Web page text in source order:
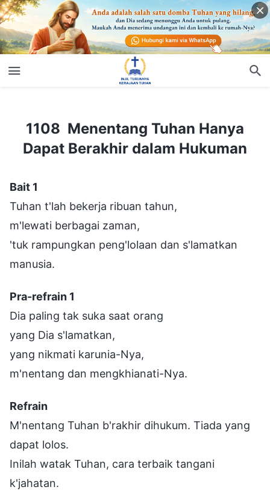
1108 Menentang Tuhan Hanya
Dapat Berakhir dalam Hukuman
Bait 1
Tuhan t'lah bekerja ribuan tahun,
m'lewati berbagai zaman,
'tuk rampungkan peng'lolaan dan s'lamatkan
manusia.
Pra-refrain 1
Dia paling tak suka saat orang
yang Dia s'lamatkan,
yang nikmati karunia-Nya,
m'nentang dan mengkhianati-Nya.
Refrain
M'nentang Tuhan b'rakhir dihukum. Tiada yang
dapat lolos.
Inilah watak Tuhan, cara terbaik tangani
k'jahatan.